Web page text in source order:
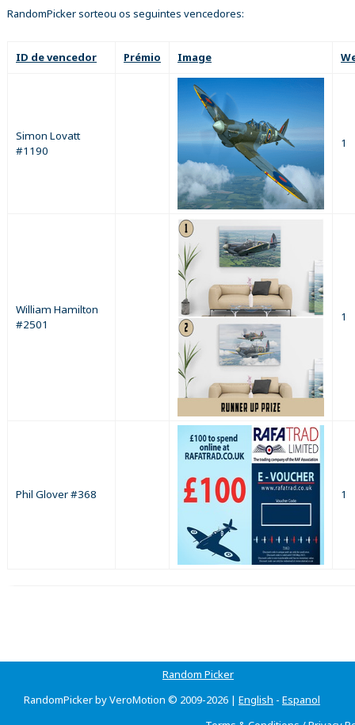
RandomPicker sorteou os seguintes vencedores:
ID de vencedor Prémio Image
Simon Lovatt
#1190
1
William Hamilton
#2501
1
Phil Glover #368 1
Random Picker
RandomPicker by VeroMotion © 2009-2026 | English - Espanol